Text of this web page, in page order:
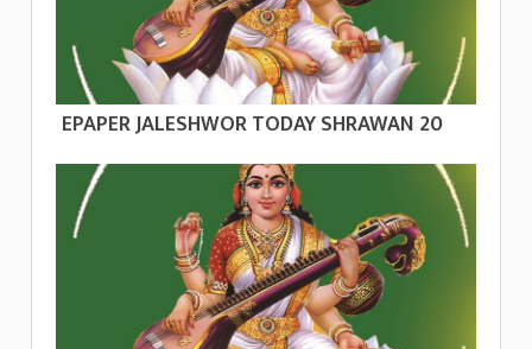
EPAPER JALESHWOR TODAY SHRAWAN 20